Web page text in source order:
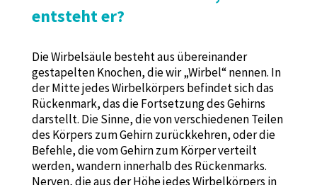
entsteht er?
Die Wirbelsäule besteht aus übereinander
gestapelten Knochen, die wir „Wirbel“ nennen. In
der Mitte jedes Wirbelkörpers befindet sich das
Rückenmark, das die Fortsetzung des Gehirns
darstellt. Die Sinne, die von verschiedenen Teilen
des Körpers zum Gehirn zurückkehren, oder die
Befehle, die vom Gehirn zum Körper verteilt
werden, wandern innerhalb des Rückenmarks.
Nerven, die aus der Höhe jedes Wirbelkörpers in